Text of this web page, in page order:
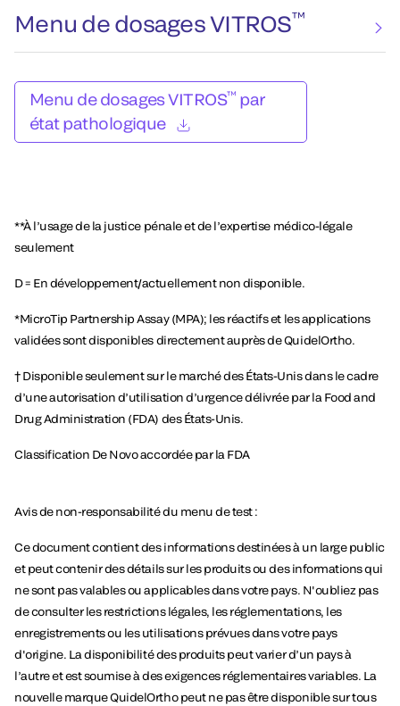
Menu de dosages VITROS™
Menu de dosages VITROS™ par
état pathologique
**À l’usage de la justice pénale et de l’expertise médico-légale
seulement
D = En développement/actuellement non disponible.
*MicroTip Partnership Assay (MPA); les réactifs et les applications
validées sont disponibles directement auprès de QuidelOrtho.
† Disponible seulement sur le marché des États-Unis dans le cadre
d’une autorisation d’utilisation d’urgence délivrée par la Food and
Drug Administration (FDA) des États-Unis.
Classification De Novo accordée par la FDA
Avis de non-responsabilité du menu de test :
Ce document contient des informations destinées à un large public
et peut contenir des détails sur les produits ou des informations qui
ne sont pas valables ou applicables dans votre pays. N'oubliez pas
de consulter les restrictions légales, les réglementations, les
enregistrements ou les utilisations prévues dans votre pays
d'origine. La disponibilité des produits peut varier d’un pays à
l’autre et est soumise à des exigences réglementaires variables. La
nouvelle marque QuidelOrtho peut ne pas être disponible sur tous